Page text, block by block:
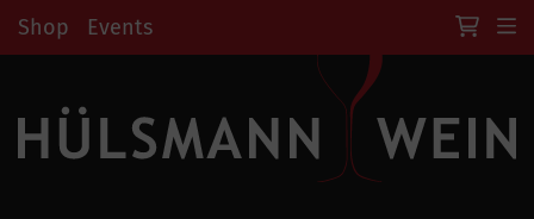
Shop Events